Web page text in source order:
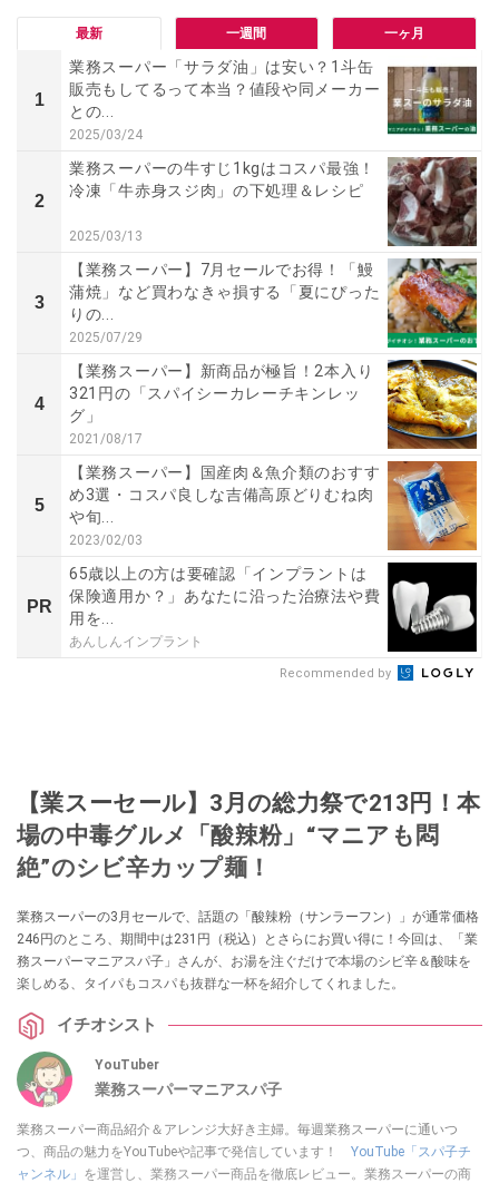
最新 一週間 一ヶ月
1
業務スーパー「サラダ油」は安い？1斗缶
販売もしてるって本当？値段や同メーカー
との...
2025/03/24
2
業務スーパーの牛すじ1kgはコスパ最強！
冷凍「牛赤身スジ肉」の下処理＆レシピ
2025/03/13
3
【業務スーパー】7月セールでお得！「鰻
蒲焼」など買わなきゃ損する「夏にぴった
りの...
2025/07/29
4
【業務スーパー】新商品が極旨！2本入り
321円の「スパイシーカレーチキンレッ
グ」
2021/08/17
5
【業務スーパー】国産肉＆魚介類のおすす
め3選・コスパ良しな吉備高原どりむね肉
や旬...
2023/02/03
PR
65歳以上の方は要確認「インプラントは
保険適用か？」あなたに沿った治療法や費
用を...
あんしんインプラント
Recommended by
【業スーセール】3月の総力祭で213円！本
場の中毒グルメ「酸辣粉」“マニアも悶
絶”のシビ辛カップ麺！
業務スーパーの3月セールで、話題の「酸辣粉（サンラーフン）」が通常価格
246円のところ、期間中は231円（税込）とさらにお買い得に！今回は、「業
務スーパーマニアスパ子」さんが、お湯を注ぐだけで本場のシビ辛＆酸味を
楽しめる、タイパもコスパも抜群な一杯を紹介してくれました。
イチオシスト
YouTuber
業務スーパーマニアスパ子
業務スーパー商品紹介＆アレンジ大好き主婦。毎週業務スーパーに通いつ
つ、商品の魅力をYouTubeや記事で発信しています！ YouTube「スパ子チ
ャンネル」 を運営し、業務スーパー商品を徹底レビュー。業務スーパーの商